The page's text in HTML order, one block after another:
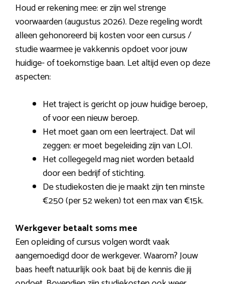
Houd er rekening mee: er zijn wel strenge
voorwaarden (augustus 2026). Deze regeling wordt
alleen gehonoreerd bij kosten voor een cursus /
studie waarmee je vakkennis opdoet voor jouw
huidige- of toekomstige baan. Let altijd even op deze
aspecten:
Het traject is gericht op jouw huidige beroep,
of voor een nieuw beroep.
Het moet gaan om een leertraject. Dat wil
zeggen: er moet begeleiding zijn van LOI.
Het collegegeld mag niet worden betaald
door een bedrijf of stichting.
De studiekosten die je maakt zijn ten minste
€250 (per 52 weken) tot een max van €15k.
Werkgever betaalt soms mee
Een opleiding of cursus volgen wordt vaak
aangemoedigd door de werkgever. Waarom? Jouw
baas heeft natuurlijk ook baat bij de kennis die jij